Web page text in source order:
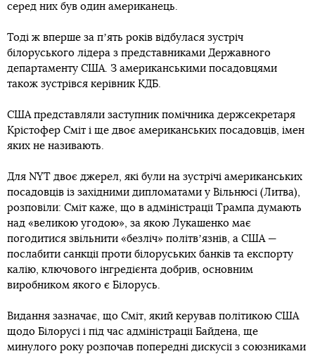
серед них був один американець.
Тоді ж вперше за пʼять років відбулася зустріч
білоруського лідера з представниками Державного
департаменту США. З американськими посадовцями
також зустрівся керівник КДБ.
США представляли заступник помічника держсекретаря
Крістофер Сміт і ще двоє американських посадовців, імен
яких не називають.
Для NYT двоє джерел, які були на зустрічі американських
посадовців із західними дипломатами у Вільнюсі (Литва),
розповіли: Сміт каже, що в адміністрації Трампа думають
над «великою угодою», за якою Лукашенко має
погодитися звільнити «безліч» політвʼязнів, а США —
послабити санкції проти білоруських банків та експорту
калію, ключового інгредієнта добрив, основним
виробником якого є Білорусь.
Видання зазначає, що Сміт, який керував політикою США
щодо Білорусі і під час адміністрації Байдена, ще
минулого року розпочав попередні дискусії з союзниками